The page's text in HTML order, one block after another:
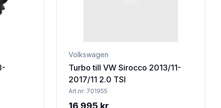
Volkswagen
Turbo till VW Sirocco 2013/11-
2017/11 2.0 TSI
Art.nr: 701955
16 995 kr